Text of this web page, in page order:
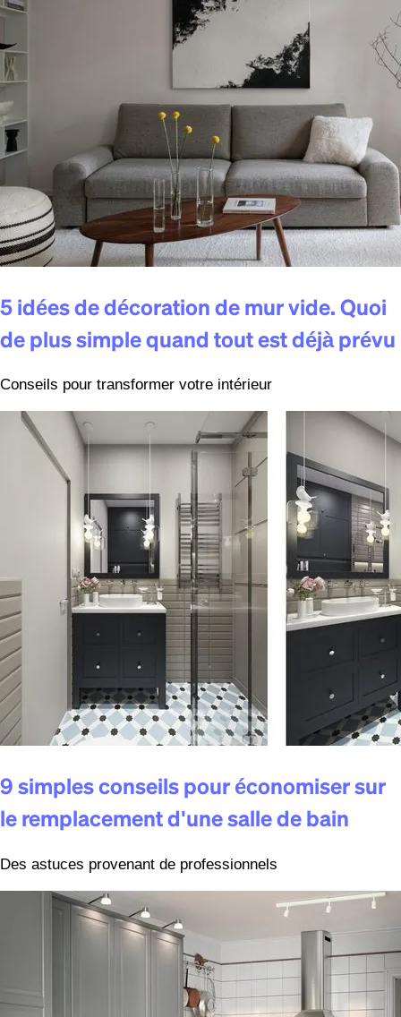
5 idées de décoration de mur vide. Quoi
de plus simple quand tout est déjà prévu
Conseils pour transformer votre intérieur
9 simples conseils pour économiser sur
le remplacement d'une salle de bain
Des astuces provenant de professionnels